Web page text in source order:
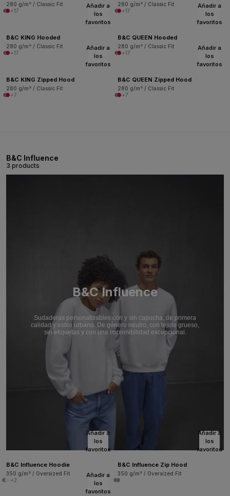
280 g/m² / Classic Fit
+17
280 g/m² / Classic Fit
+17
Añadir a
los
favoritos
B&C KING Hooded
280 g/m² / Classic Fit
+17
Añadir a
los
favoritos
B&C QUEEN Hooded
280 g/m² / Classic Fit
+17
Añadir a
los
favoritos
B&C KING Zipped Hood
280 g/m² / Classic Fit
+7
Añadir a
los
favoritos
B&C QUEEN Zipped Hood
280 g/m² / Classic Fit
+7
B&C Influence
3 products
B&C Influence
Sudaderas personalizables con y sin capucha, de primera
calidad y estilo urbano. De género neutro, con tejido grueso,
sin etiquetas y con una imprimibilidad excepcional.
Añadir a
los
favoritos
B&C Influence Hoodie
350 g/m² / Oversized Fit
+2
Añadir a
los
favoritos
B&C Influence Zip Hood
350 g/m² / Oversized Fit
Añadir a
los
favoritos